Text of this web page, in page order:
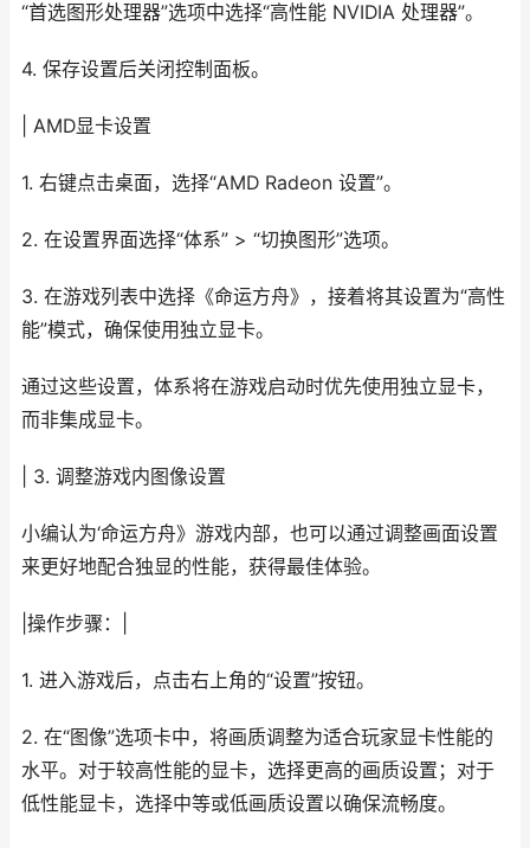
“首选图形处理器”选项中选择“高性能 NVIDIA 处理器”。
4. 保存设置后关闭控制面板。
| AMD显卡设置
1. 右键点击桌面，选择“AMD Radeon 设置”。
2. 在设置界面选择“体系” > “切换图形”选项。
3. 在游戏列表中选择《命运方舟》，接着将其设置为“高性
能”模式，确保使用独立显卡。
通过这些设置，体系将在游戏启动时优先使用独立显卡，
而非集成显卡。
| 3. 调整游戏内图像设置
小编认为‘命运方舟》游戏内部，也可以通过调整画面设置
来更好地配合独显的性能，获得最佳体验。
|操作步骤：|
1. 进入游戏后，点击右上角的“设置”按钮。
2. 在“图像”选项卡中，将画质调整为适合玩家显卡性能的
水平。对于较高性能的显卡，选择更高的画质设置；对于
低性能显卡，选择中等或低画质设置以确保流畅度。